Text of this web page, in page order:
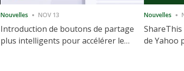
Nouvelles NOV 13
Introduction de boutons de partage
plus intelligents pour accélérer le
Nouvelles
ShareThis
de Yahoo